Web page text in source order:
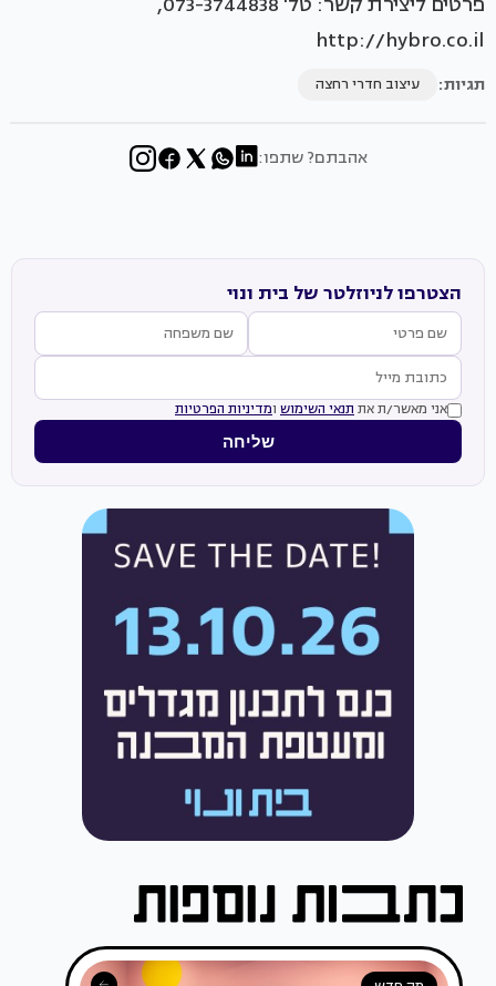
http://hybro.co.il
תגיות: עיצוב חדרי רחצה
אהבתם? שתפו:
הצטרפו לניוזלטר של בית ונוי
אני מאשר/ת אתתנאי השימוש ומדיניות הפרטיות
שליחה